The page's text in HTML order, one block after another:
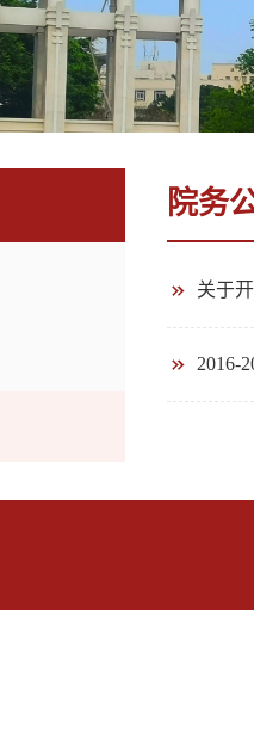
院务
关于
2016-